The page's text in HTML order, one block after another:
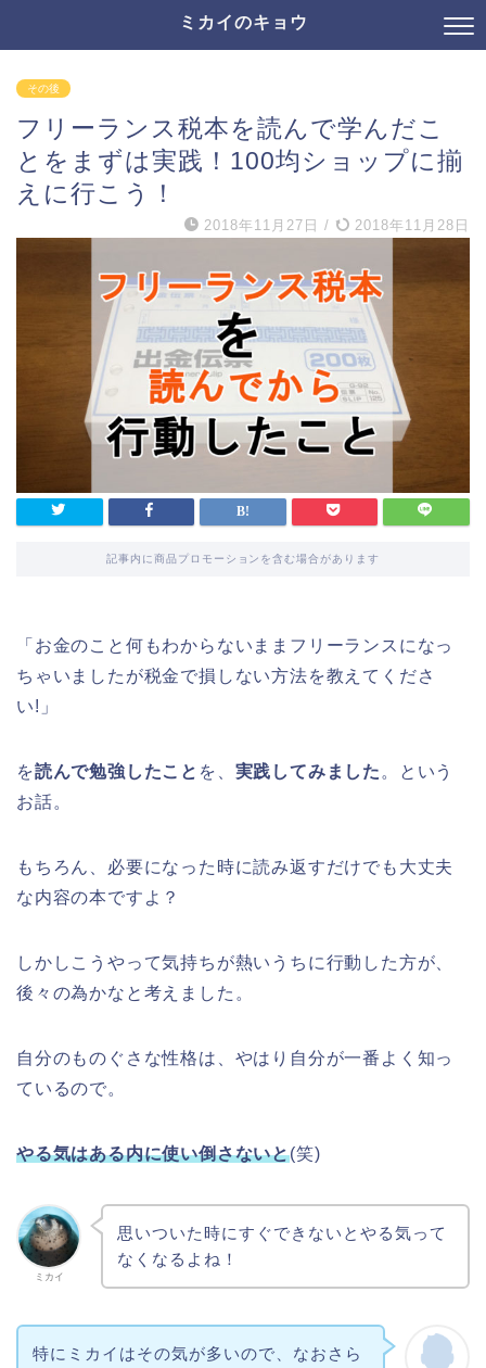
ミカイのキョウ
その後
フリーランス税本を読んで学んだこ
とをまずは実践！100均ショップに揃
えに行こう！
2018年11月27日 / 2018年11月28日
記事内に商品プロモーションを含む場合があります
「お金のこと何もわからないままフリーランスになっ
ちゃいましたが税金で損しない方法を教えてくださ
い!」
を読んで勉強したこと を、 実践してみました 。という
お話。
もちろん、必要になった時に読み返すだけでも大丈夫
な内容の本ですよ？
しかしこうやって気持ちが熱いうちに行動した方が、
後々の為かなと考えました。
自分のものぐさな性格は、やはり自分が一番よく知っ
ているので。
やる気はある内に使い倒さないと(笑)
ミカイ
思いついた時にすぐできないとやる気って
なくなるよね！
特にミカイはその気が多いので、なおさら